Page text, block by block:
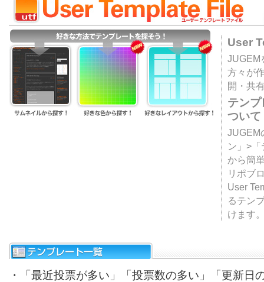
User
JUGEM
方々が
開・共
テン
ついて
JUGEM
ン」>
から簡
リポブ
User
るテン
けます
・「最近投票が多い」「投票数の多い」「更新日